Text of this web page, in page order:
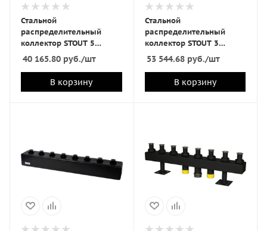
Стальной
распределительный
коллектор STOUT 5
отопительных контура в
теплоизоляции DN 25
40 165.80 руб./шт
В корзину
Стальной
распределительный
коллектор STOUT 3
отопительных контура с
гидравлическим
разделителем DN25
53 544.68руб./шт
В корзину